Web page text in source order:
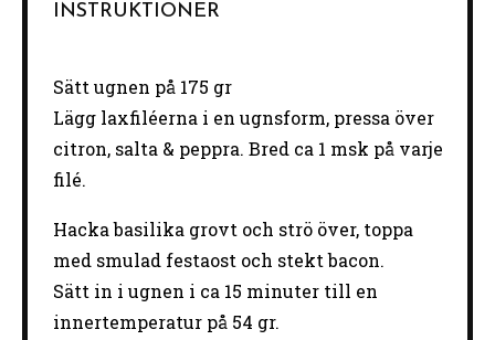
INSTRUKTIONER
Sätt ugnen på 175 gr
Lägg laxfiléerna i en ugnsform, pressa över
citron, salta & peppra. Bred ca 1 msk på varje
filé.
Hacka basilika grovt och strö över, toppa
med smulad festaost och stekt bacon.
Sätt in i ugnen i ca 15 minuter till en
innertemperatur på 54 gr.